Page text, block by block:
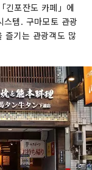
긴포잔도 카페」에
템. 구마모토 관광
즐기는 관광객도 많